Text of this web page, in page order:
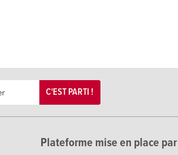
C'EST PARTI !
Plateforme mise en place par